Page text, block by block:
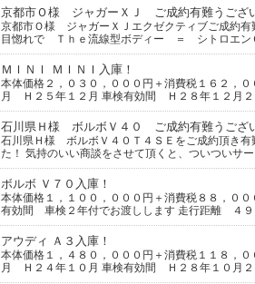
京都市Ｏ様 ジャガーＸＪ ご成約有難うござ
京都市Ｏ様 ジャガーＸＪエクゼクティブご成約
目惚れで Ｔｈｅ流線型ボディー ＝ シトロエ
ＭＩＮＩ ＭＩＮＩ入庫！
本体価格２，０３０，０００円＋消費税１６２，
月 Ｈ２５年１２月 車検有効間 Ｈ２８年１２月
石川県Ｈ様 ボルボＶ４０ ご成約有難うござ
石川県Ｈ様 ボルボＶ４０Ｔ４ＳＥをご成約頂き
た！ 気持のいい商談をさせて頂くと、ついついサ
ボルボ Ｖ７０入庫！
本体価格１，１００，０００円＋消費税８８，０
有効間 車検２年付でお渡しします 走行距離 ４
アウディ Ａ３入庫！
本体価格１，４８０，０００円＋消費税１１８，
月 Ｈ２４年１０月 車検有効間 Ｈ２８年１０月